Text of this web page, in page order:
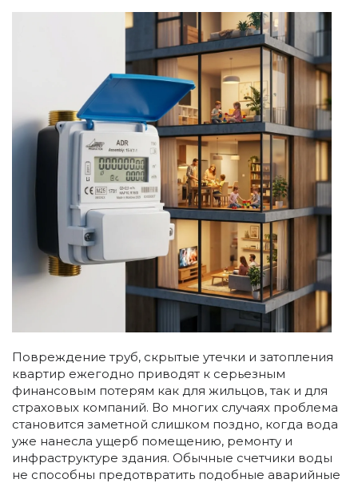
Повреждение труб, скрытые утечки и затопления
квартир ежегодно приводят к серьезным
финансовым потерям как для жильцов, так и для
страховых компаний. Во многих случаях проблема
становится заметной слишком поздно, когда вода
уже нанесла ущерб помещению, ремонту и
инфраструктуре здания. Обычные счетчики воды
не способны предотвратить подобные аварийные